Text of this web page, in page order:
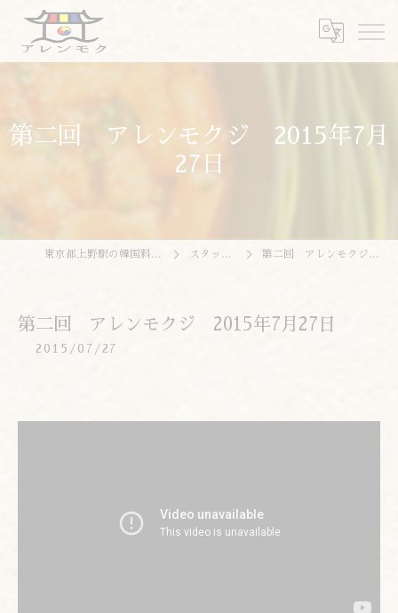
第二回 アレンモクジ 2015年7月
27日
東京都上野駅の韓国料理ならアレンモク スタッフブログ 第二回 アレンモクジ 2015年7月27日
第二回 アレンモクジ 2015年7月27日
2015/07/27